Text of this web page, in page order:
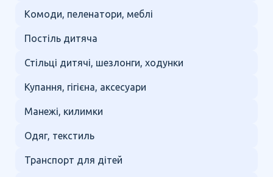
Комоди, пеленатори, меблі
Постіль дитяча
Стільці дитячі, шезлонги, ходунки
Купання, гігієна, аксесуари
Манежі, килимки
Одяг, текстиль
Транспорт для дітей